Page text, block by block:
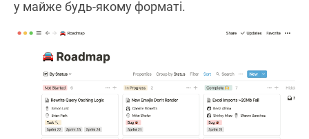
у майже будь-якому форматі.